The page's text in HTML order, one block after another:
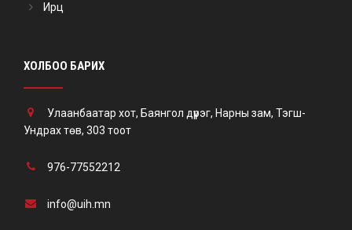
Ирц
ХОЛБОО БАРИХ
Улаанбаатар хот, Баянгол дүүрэг, Нарны зам, Тэгш-
Ундрах төв, 303 тоот
976-77552212
info@uih.mn